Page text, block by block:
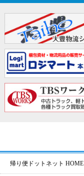
帰り便ドットネット HOME